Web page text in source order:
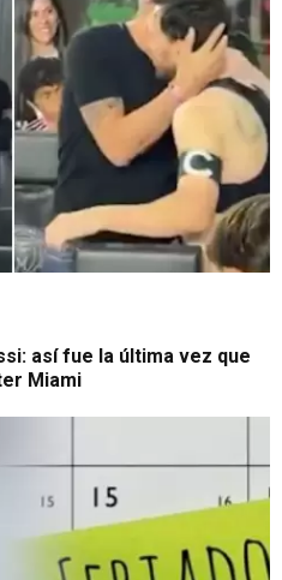
así fue la última vez que
Miami